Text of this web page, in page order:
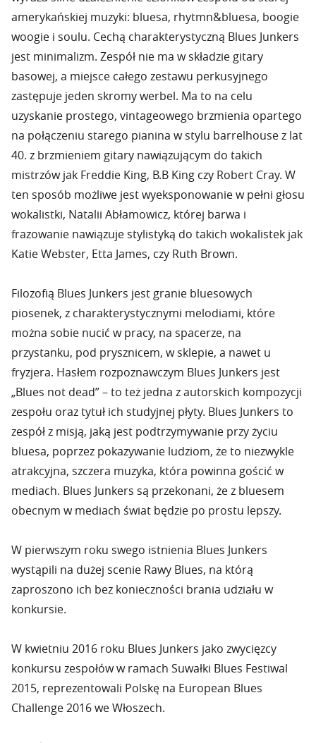
amerykańskiej muzyki: bluesa, rhytmn&bluesa, boogie
woogie i soulu. Cechą charakterystyczną Blues Junkers
jest minimalizm. Zespół nie ma w składzie gitary
basowej, a miejsce całego zestawu perkusyjnego
zastępuje jeden skromy werbel. Ma to na celu
uzyskanie prostego, vintageowego brzmienia opartego
na połączeniu starego pianina w stylu barrelhouse z lat
40. z brzmieniem gitary nawiązującym do takich
mistrzów jak Freddie King, B.B King czy Robert Cray. W
ten sposób możliwe jest wyeksponowanie w pełni głosu
wokalistki, Natalii Abłamowicz, której barwa i
frazowanie nawiązuje stylistyką do takich wokalistek jak
Katie Webster, Etta James, czy Ruth Brown.
Filozofią Blues Junkers jest granie bluesowych
piosenek, z charakterystycznymi melodiami, które
można sobie nucić w pracy, na spacerze, na
przystanku, pod prysznicem, w sklepie, a nawet u
fryzjera. Hasłem rozpoznawczym Blues Junkers jest
„Blues not dead” – to też jedna z autorskich kompozycji
zespołu oraz tytuł ich studyjnej płyty. Blues Junkers to
zespół z misją, jaką jest podtrzymywanie przy życiu
bluesa, poprzez pokazywanie ludziom, że to niezwykle
atrakcyjna, szczera muzyka, która powinna gościć w
mediach. Blues Junkers są przekonani, że z bluesem
obecnym w mediach świat będzie po prostu lepszy.
W pierwszym roku swego istnienia Blues Junkers
wystąpili na dużej scenie Rawy Blues, na którą
zaproszono ich bez konieczności brania udziału w
konkursie.
W kwietniu 2016 roku Blues Junkers jako zwycięzcy
konkursu zespołów w ramach Suwałki Blues Festiwal
2015, reprezentowali Polskę na European Blues
Challenge 2016 we Włoszech.